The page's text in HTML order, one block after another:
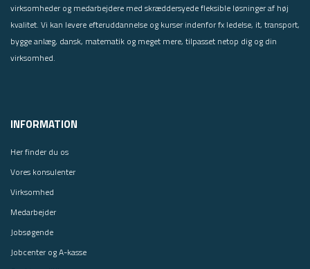
virksomheder og medarbejdere med skræddersyede fleksible løsninger af høj
kvalitet. Vi kan levere efteruddannelse og kurser indenfor fx ledelse, it, transport,
bygge anlæg, dansk, matematik og meget mere, tilpasset netop dig og din
virksomhed.
INFORMATION
Her finder du os
Vores konsulenter
Virksomhed
Medarbejder
Jobsøgende
Jobcenter og A-kasse